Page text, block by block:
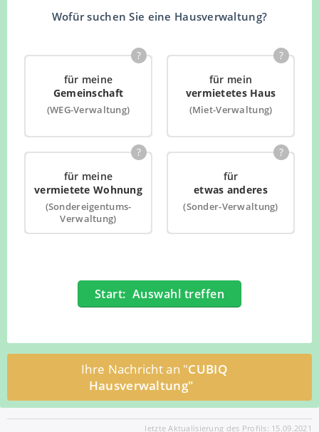
Wofür suchen Sie eine Hausverwaltung?
für meine
Gemeinschaft
(WEG-Verwaltung)
?
für mein
vermietetes Haus
(Miet-Verwaltung)
?
für meine
vermietete Wohnung
(Sondereigentums-
Verwaltung)
?
für
etwas anderes
(Sonder-Verwaltung)
?
Start: Auswahl treffen
Ihre Nachricht an "CUBIQ
Hausverwaltung"
letzte Aktualisierung des Profils: 15.09.2021